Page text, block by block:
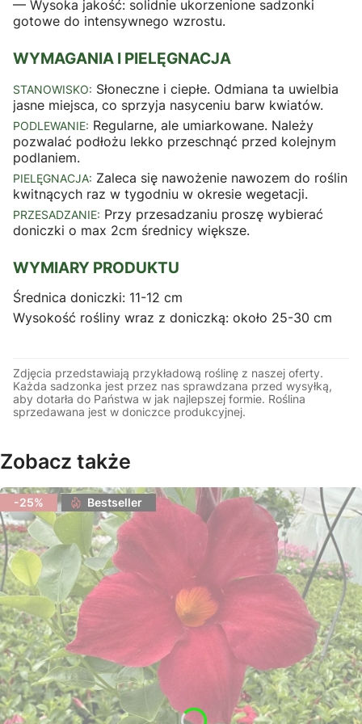
— Wysoka jakość: solidnie ukorzenione sadzonki
gotowe do intensywnego wzrostu.
WYMAGANIA I PIELĘGNACJA
STANOWISKO: Słoneczne i ciepłe. Odmiana ta uwielbia
jasne miejsca, co sprzyja nasyceniu barw kwiatów.
PODLEWANIE: Regularne, ale umiarkowane. Należy
pozwalać podłożu lekko przeschnąć przed kolejnym
podlaniem.
PIELĘGNACJA: Zaleca się nawożenie nawozem do roślin
kwitnących raz w tygodniu w okresie wegetacji.
PRZESADZANIE: Przy przesadzaniu proszę wybierać
doniczki o max 2cm średnicy większe.
WYMIARY PRODUKTU
Średnica doniczki: 11-12 cm
Wysokość rośliny wraz z doniczką: około 25-30 cm
Zdjęcia przedstawiają przykładową roślinę z naszej oferty.
Każda sadzonka jest przez nas sprawdzana przed wysyłką,
aby dotarła do Państwa w jak najlepszej formie. Roślina
sprzedawana jest w doniczce produkcyjnej.
Zobacz także
-25% Bestseller